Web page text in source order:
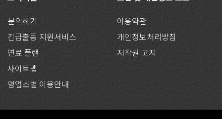
문의하기
긴급출동 지원서비스
연료 플랜
사이트맵
영업소별 이용안내
이용약관
개인정보처리방침
저작권 고지